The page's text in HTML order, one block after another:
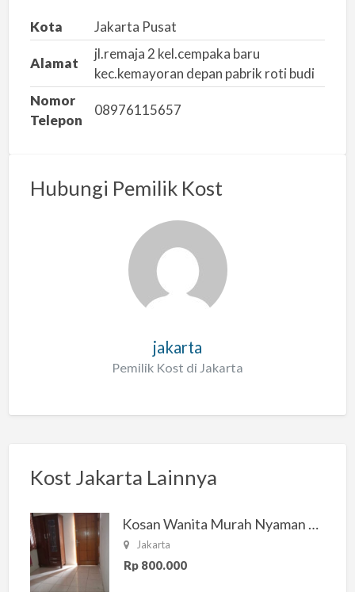
a
n
m
a
s
a
h
Kota Jakarta Pusat
Alamat
jl.remaja 2 kel.cempaka baru
kec.kemayoran depan pabrik roti budi
Nomor
Telepon
08976115657
Hubungi Pemilik Kost
jakarta
Pemilik Kost di Jakarta
Kost Jakarta Lainnya
Kosan Wanita Murah Nyaman di Jakarta Selatan
Jakarta
Rp 800.000